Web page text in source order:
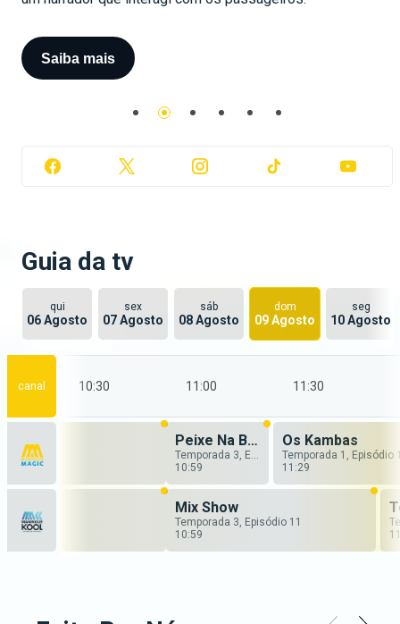
Saiba mais
Saiba mais
Saiba mais
Saiba mais
Saiba mais
Guia da tv
qui
06 Agosto
sex
07 Agosto
sáb
08 Agosto
dom
09 Agosto
seg
10 Agosto
canal 10:30 11:00 11:30
Peixe Na Brasa
Temporada 3, Episódio 17
10:59
Os Kambas
Temporada 1, Episódio
11:29
Mix Show
Temporada 3, Episódio 11
10:59